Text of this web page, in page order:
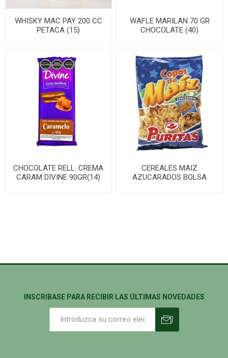
WHISKY MAC PAY 200 CC
PETACA (15)
WAFLE MARILAN 70 GR
CHOCOLATE (40)
CHOCOLATE RELL. CREMA
CARAM DIVINE 90GR(14)
(56)
CEREALES MAIZ
AZUCARADOS BOLSA
200G(20)
INSCRIBASE PARA RECIBIR LAS ÚLTIMAS NOVEDADES